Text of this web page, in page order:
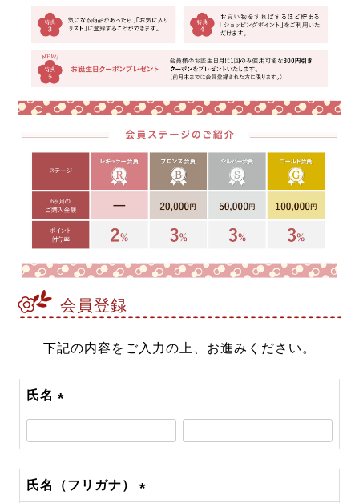
会員登録
下記の内容をご入力の上、お進みください。
氏名
(必
須)
氏名（フリガナ）